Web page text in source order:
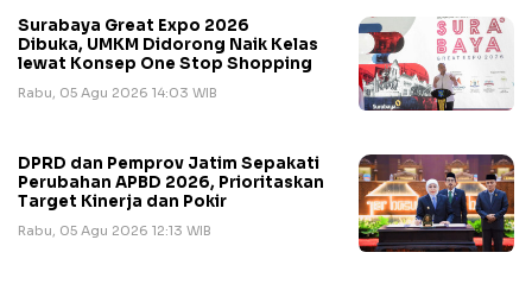
Surabaya Great Expo 2026
Dibuka, UMKM Didorong Naik Kelas
lewat Konsep One Stop Shopping
Rabu, 05 Agu 2026 14:03 WIB
DPRD dan Pemprov Jatim Sepakati
Perubahan APBD 2026, Prioritaskan
Target Kinerja dan Pokir
Rabu, 05 Agu 2026 12:13 WIB